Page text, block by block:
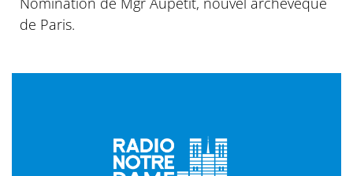
de Paris.